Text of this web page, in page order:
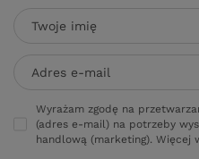
Twoje imię
Adres e-mail
Wyrażam zgodę na
(adres e-mail) na potrzeby
handlową (marketing). Więcej